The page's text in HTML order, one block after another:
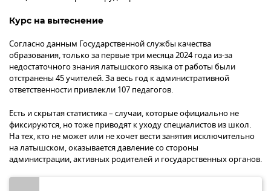
Курс на вытеснение
Согласно данным Государственной службы качества
образования, только за первые три месяца 2024 года из-за
недостаточного знания латышского языка от работы были
отстранены 45 учителей. За весь год к административной
ответственности привлекли 107 педагогов.
Есть и скрытая статистика – случаи, которые официально не
фиксируются, но тоже приводят к уходу специалистов из школ.
На тех, кто не может или не хочет вести занятия исключительно
на латышском, оказывается давление со стороны
администрации, активных родителей и государственных органов.